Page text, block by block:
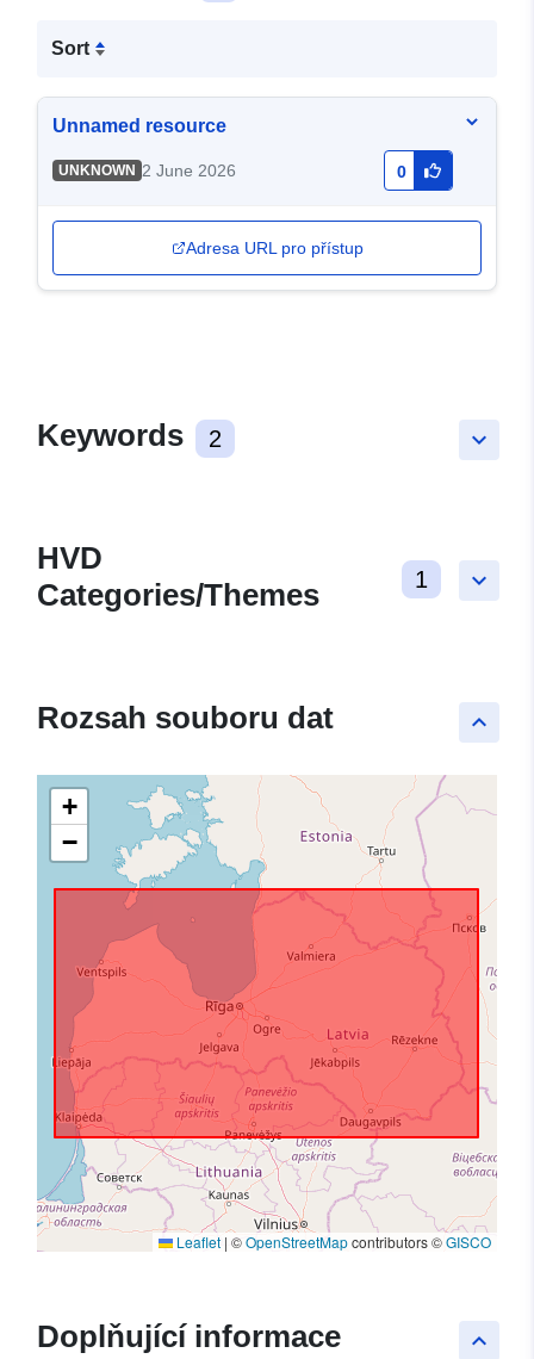
Sort
Unnamed resource
UNKNOWN 2 June 2026 0
Adresa URL pro přístup
keyboard_arrow_down
Keywords 2
keyboard_arrow_down
HVD
Categories/Themes
1
keyboard_arrow_up
Rozsah souboru dat
+
−
Leaflet | ©OpenStreetMapcontributors ©GISCO
keyboard_arrow_up
Doplňující informace